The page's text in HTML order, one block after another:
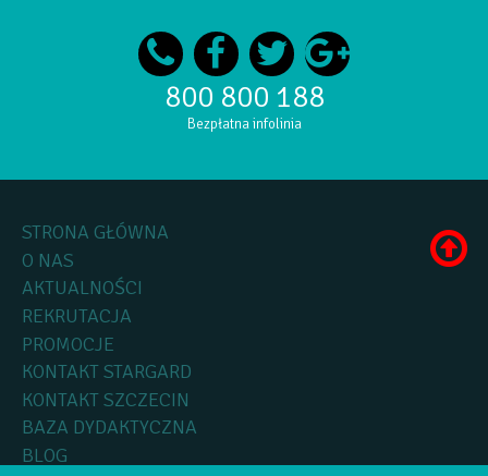
800 800 188
Bezpłatna infolinia
STRONA GŁÓWNA
O NAS
AKTUALNOŚCI
REKRUTACJA
PROMOCJE
KONTAKT STARGARD
KONTAKT SZCZECIN
BAZA DYDAKTYCZNA
BLOG